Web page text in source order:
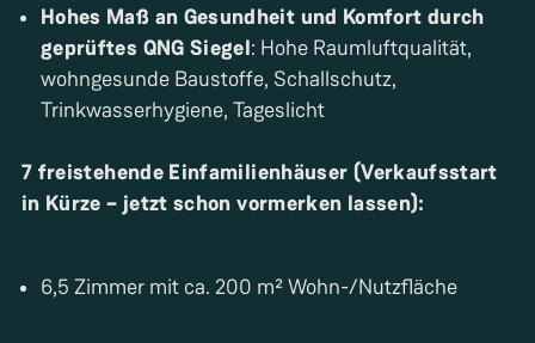
Hohes Maß an Gesundheit und Komfort durch
geprüftes QNG Siegel: Hohe Raumluftqualität,
wohngesunde Baustoffe, Schallschutz,
Trinkwasserhygiene, Tageslicht
7 freistehende Einfamilienhäuser (Verkaufsstart
in Kürze – jetzt schon vormerken lassen):
6,5 Zimmer mit ca. 200 m² Wohn-/Nutzfläche